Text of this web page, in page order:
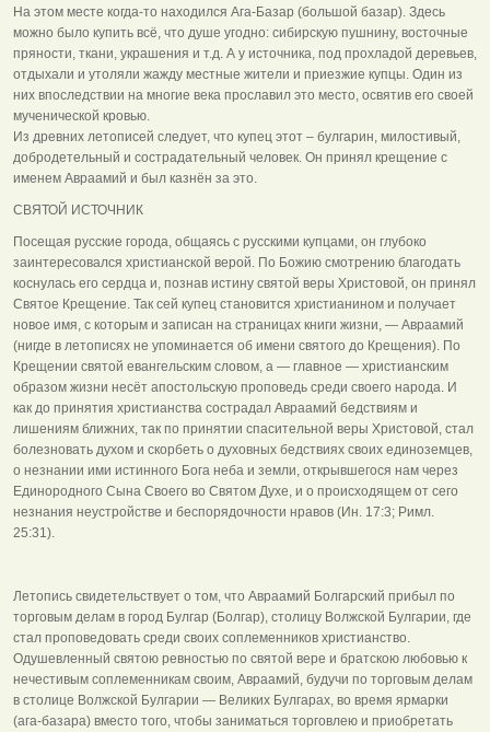
На этом месте когда-то находился Ага-Базар (большой базар). Здесь
можно было купить всё, что душе угодно: сибирскую пушнину, восточные
пряности, ткани, украшения и т.д. А у источника, под прохладой деревьев,
отдыхали и утоляли жажду местные жители и приезжие купцы. Один из
них впоследствии на многие века прославил это место, освятив его своей
мученической кровью.
Из древних летописей следует, что купец этот – булгарин, милостивый,
добродетельный и сострадательный человек. Он принял крещение с
именем Авраамий и был казнён за это.
СВЯТОЙ ИСТОЧНИК
Посещая русские города, общаясь с русскими купцами, он глубоко
заинтересовался христианской верой. По Божию смотрению благодать
коснулась его сердца и, познав истину святой веры Христовой, он принял
Святое Крещение. Так сей купец становится христианином и получает
новое имя, с которым и записан на страницах книги жизни, — Авраамий
(нигде в летописях не упоминается об имени святого до Крещения). По
Крещении святой евангельским словом, а — главное — христианским
образом жизни несёт апостольскую проповедь среди своего народа. И
как до принятия христианства сострадал Авраамий бедствиям и
лишениям ближних, так по принятии спасительной веры Христовой, стал
болезновать духом и скорбеть о духовных бедствиях своих единоземцев,
о незнании ими истинного Бога неба и земли, открывшегося нам через
Единородного Сына Своего во Святом Духе, и о происходящем от сего
незнания неустройстве и беспорядочности нравов (Ин. 17:3; Римл.
25:31).
Летопись свидетельствует о том, что Авраамий Болгарский прибыл по
торговым делам в город Булгар (Болгар), столицу Волжской Булгарии, где
стал проповедовать среди своих соплеменников христианство.
Одушевленный святою ревностью по святой вере и братскою любовью к
нечестивым соплеменникам своим, Авраамий, будучи по торговым делам
в столице Волжской Булгарии — Великих Булгарах, во время ярмарки
(ага-базара) вместо того, чтобы заниматься торговлею и приобретать